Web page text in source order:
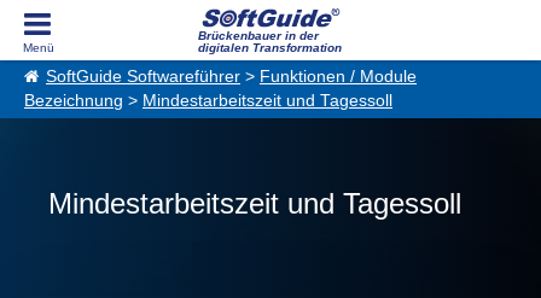
Brückenbauer in der
digitalen Transformation
SoftGuide Softwareführer > Funktionen / Module
Bezeichnung > Mindestarbeitszeit und Tagessoll
Mindestarbeitszeit und Tagessoll